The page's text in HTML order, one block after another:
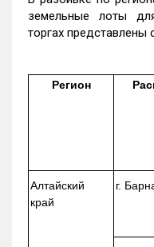
земельные лоты
торгах
Регион
Алтайский
край
г.